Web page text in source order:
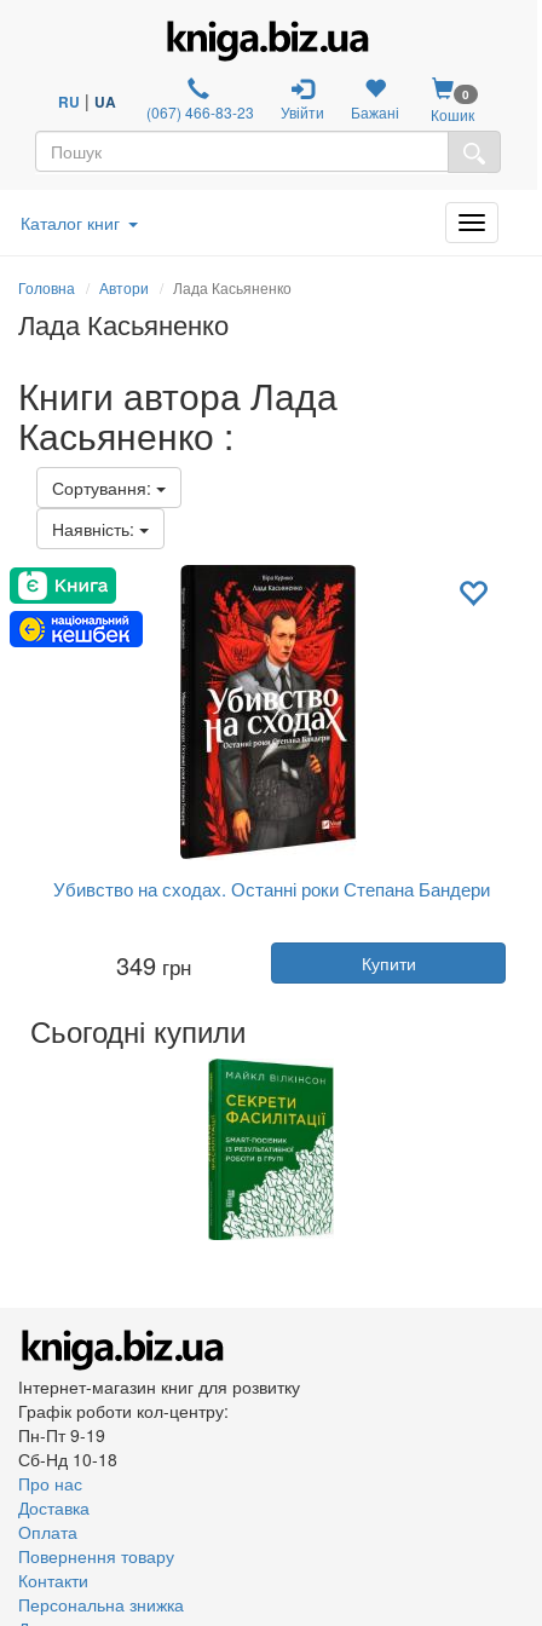
RU | UA (067) 466-83-23 Увійти Бажані
0
Кошик
Каталог книг
Головна Автори Лада Касьяненко
Лада Касьяненко
Книги автора Лада
Касьяненко :
Сортування:
Наявність:
Убивство на сходах. Останні роки Степана Бандери
Лада Касьяненко
Видавництво:Vivat
Мова:
349 грн Купити
Сьогодні купили
Інтернет-магазин книг для розвитку
Графік роботи кол-центру:
Пн-Пт 9-19
Сб-Нд 10-18
Про нас
Доставка
Оплата
Повернення товару
Контакти
Персональна знижка